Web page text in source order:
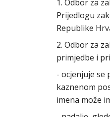
1. Odbor za
Prijedlogu
Republike
2. Odbor za
primjedbe i
- ocjenjuje se
kaznenom
imena može